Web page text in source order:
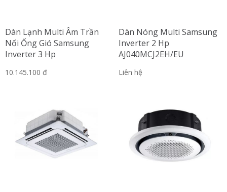
Dàn Lạnh Multi Âm Trần
Nối Ống Gió Samsung
Inverter 3 Hp
10.145.100 đ
Dàn Nóng Multi Samsung
Inverter 2 Hp
AJ040MCJ2EH/EU
Liên hệ